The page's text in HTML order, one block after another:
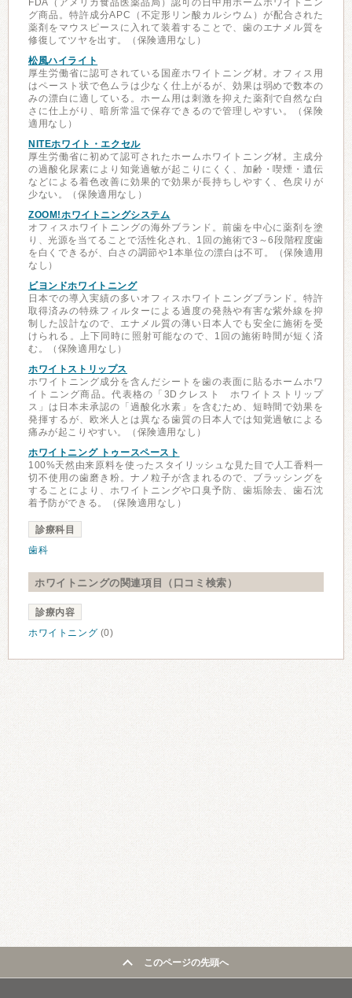
FDA（アメリカ食品医薬品局）認可の日中用ホームホワイトニン
グ商品。特許成分APC（不定形リン酸カルシウム）が配合された
薬剤をマウスピースに入れて装着することで、歯のエナメル質を
修復してツヤを出す。（保険適用なし）
松風ハイライト
厚生労働省に認可されている国産ホワイトニング材。オフィス用
はペースト状で色ムラは少なく仕上がるが、効果は弱めで数本の
みの漂白に適している。ホーム用は刺激を抑えた薬剤で自然な白
さに仕上がり、暗所常温で保存できるので管理しやすい。（保険
適用なし）
NITEホワイト・エクセル
厚生労働省に初めて認可されたホームホワイトニング材。主成分
の過酸化尿素により知覚過敏が起こりにくく、加齢・喫煙・遺伝
などによる着色改善に効果的で効果が長持ちしやすく、色戻りが
少ない。（保険適用なし）
ZOOM!ホワイトニングシステム
オフィスホワイトニングの海外ブランド。前歯を中心に薬剤を塗
り、光源を当てることで活性化され、1回の施術で3～6段階程度歯
を白くできるが、白さの調節や1本単位の漂白は不可。（保険適用
なし）
ビヨンドホワイトニング
日本での導入実績の多いオフィスホワイトニングブランド。特許
取得済みの特殊フィルターによる過度の発熱や有害な紫外線を抑
制した設計なので、エナメル質の薄い日本人でも安全に施術を受
けられる。上下同時に照射可能なので、1回の施術時間が短く済
む。（保険適用なし）
ホワイトストリップス
ホワイトニング成分を含んだシートを歯の表面に貼るホームホワ
イトニング商品。代表格の「3Dクレスト ホワイトストリップ
ス」は日本未承認の「過酸化水素」を含むため、短時間で効果を
発揮するが、欧米人とは異なる歯質の日本人では知覚過敏による
痛みが起こりやすい。（保険適用なし）
ホワイトニング トゥースペースト
100%天然由来原料を使ったスタイリッシュな見た目で人工香料一
切不使用の歯磨き粉。ナノ粒子が含まれるので、ブラッシングを
することにより、ホワイトニングや口臭予防、歯垢除去、歯石沈
着予防ができる。（保険適用なし）
診療科目
歯科
ホワイトニングの関連項目（口コミ検索）
診療内容
ホワイトニング (0)
このページの先頭へ